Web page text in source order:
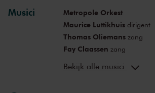
Musici
Metropole Orkest
Maurice Luttikhuisdirigent
Thomas Oliemanszang
Fay Claassen zang
Waylon
Richard Groenendijk
Bekijk alle musici